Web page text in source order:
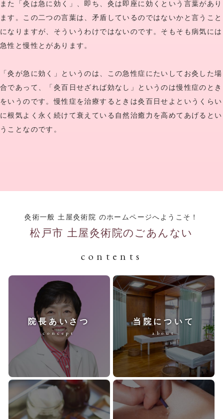
また「灸は急に効く」、即ち、灸は即座に効くという言葉があり
ます。この二つの言葉は、矛盾しているのではないかと言うこと
になりますが、そういうわけではないのです。そもそも病気には
急性と慢性とがあります。
「灸が急に効く」というのは、この急性症にたいしてお灸した場
合であって、「灸百日せざれば効なし」というのは慢性症のとき
をいうのです。慢性症を治療するときは灸百日せよというくらい
に根気よく永く続けて衰えている自然治癒力を高めてあげるとい
うことなのです。
灸術一般 土屋灸術院 のホームページへようこそ！
松戸市 土屋灸術院のごあんない
contents
院長あいさつ
concept
当院について
about